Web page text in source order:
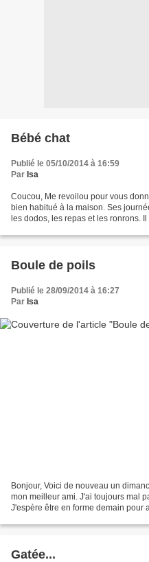
Bébé chat
Publié le 05/10/2014 à 16:59
Par Isa
Coucou, Me revoilou pour vous
bien habitué à la maison. Ses
les dodos, les repas et les ronrons.
Boule de poils
Publié le 28/09/2014 à 16:27
Par Isa
Bonjour, Voici de nouveau un
mon meilleur ami. J'ai toujours mal
J'espère être en forme demain pour
Gatée...